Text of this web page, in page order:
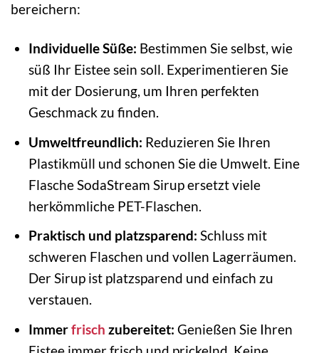
bereichern:
Individuelle Süße: Bestimmen Sie selbst, wie
süß Ihr Eistee sein soll. Experimentieren Sie
mit der Dosierung, um Ihren perfekten
Geschmack zu finden.
Umweltfreundlich: Reduzieren Sie Ihren
Plastikmüll und schonen Sie die Umwelt. Eine
Flasche SodaStream Sirup ersetzt viele
herkömmliche PET-Flaschen.
Praktisch und platzsparend: Schluss mit
schweren Flaschen und vollen Lagerräumen.
Der Sirup ist platzsparend und einfach zu
verstauen.
Immerfrisch zubereitet: Genießen Sie Ihren